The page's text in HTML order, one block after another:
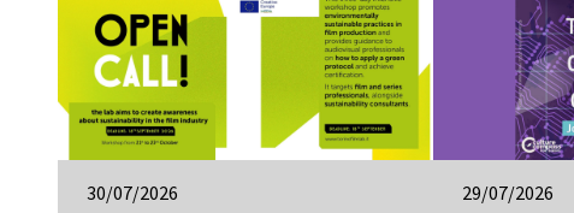
30/07/2026 29/07/2026